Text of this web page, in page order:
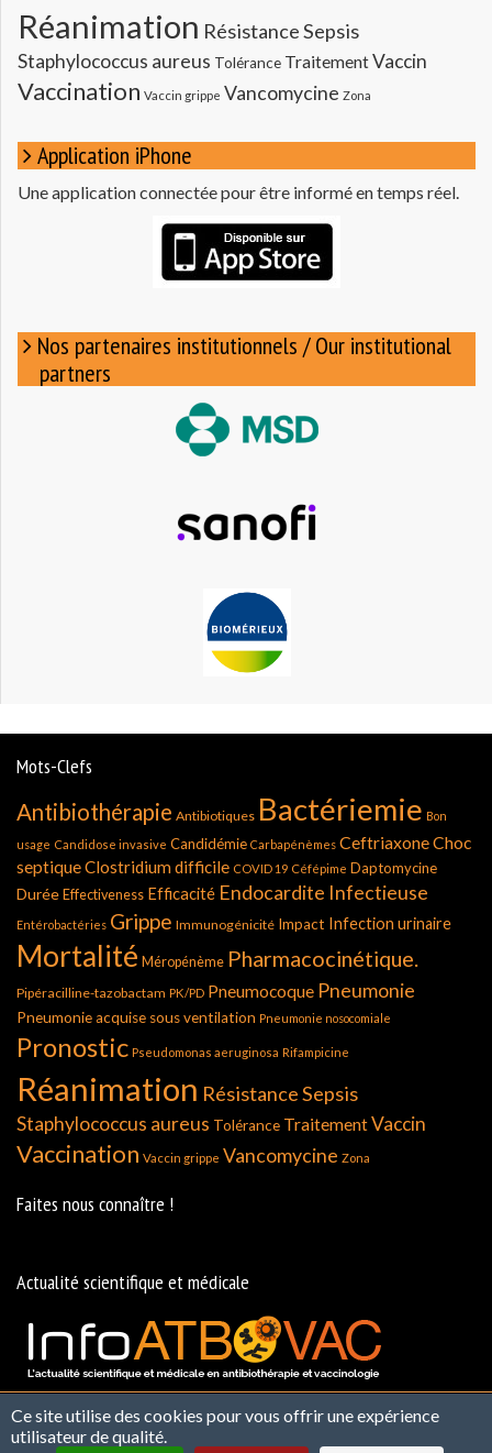
Réanimation RésistanceSepsis
Staphylococcus aureus Tolérance TraitementVaccin
Vaccination Vaccin grippe Vancomycine Zona
Application iPhone
Une application connectée pour être informé en temps réel.
Nos partenaires institutionnels / Our institutional
partners
Mots-Clefs
Antibiothérapie Antibiotiques Bactériemie Bon
usage Candidose invasive Candidémie Carbapénèmes CeftriaxoneChoc
septiqueClostridium difficile COVID 19 Céfépime Daptomycine
Durée Effectiveness Efficacité Endocardite Infectieuse
Entérobactéries Grippe Immunogénicité Impact Infection urinaire
Mortalité Méropénème Pharmacocinétique.
Pipéracilline-tazobactam PK/PD Pneumocoque Pneumonie
Pneumonie acquise sous ventilation Pneumonie nosocomiale
Pronostic Pseudomonas aeruginosa Rifampicine
Réanimation RésistanceSepsis
Staphylococcus aureus Tolérance TraitementVaccin
Vaccination Vaccin grippe Vancomycine Zona
Faites nous connaître !
Actualité scientifique et médicale
Contact Qui Sommes Nous ?
Politique de
Ce site utilise des cookies pour vous offrir une expérience
utilisateur de qualité.